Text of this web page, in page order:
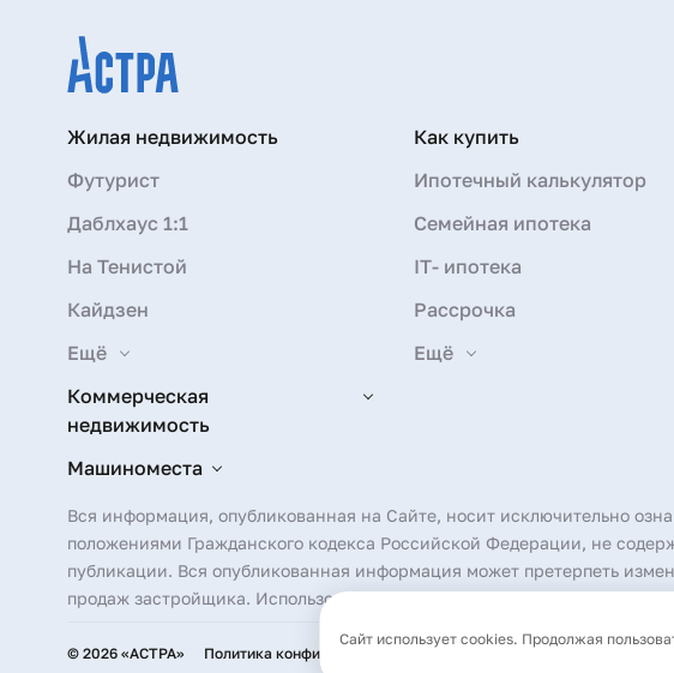
Жилая недвижимость
Футурист
Даблхаус 1:1
На Тенистой
Кайдзен
Ещё
Коммерческая
недвижимость
Машиноместа
Как купить
Ипотечный калькулятор
Семейная ипотека
IT- ипотека
Рассрочка
Ещё
Вся информация, опубликованная на Сайте, носит исключительно
положениями Гражданского кодекса Российской Федерации, не
публикации. Вся опубликованная информация может претерпеть
продаж застройщика. Использование фотографических произведений
© 2026 «АСТРА» Политика конфиденциальности Согласие на рассылку
Сайт использует cookies. Продолжая